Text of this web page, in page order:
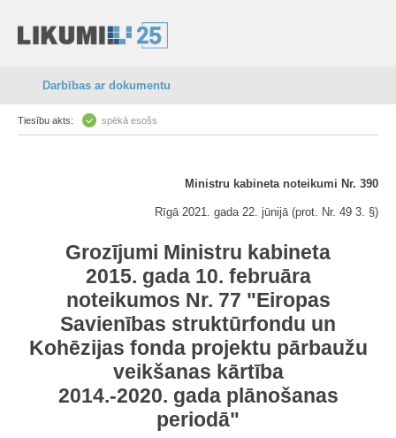
Darbības ar dokumentu
Tiesību akts: spēkā esošs
Ministru kabineta noteikumi Nr. 390
Rīgā 2021. gada 22. jūnijā (prot. Nr. 49 3. §)
Grozījumi Ministru kabineta
2015. gada 10. februāra
noteikumos Nr. 77 "Eiropas
Savienības struktūrfondu un
Kohēzijas fonda projektu pārbaužu
veikšanas kārtība
2014.-2020. gada plānošanas
periodā"